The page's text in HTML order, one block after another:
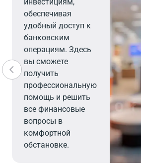
обеспечивая
удобный доступ к
банковским
операциям. Здесь
вы сможете
получить
профессиональную
помощь и решить
все финансовые
вопросы в
комфортной
обстановке.